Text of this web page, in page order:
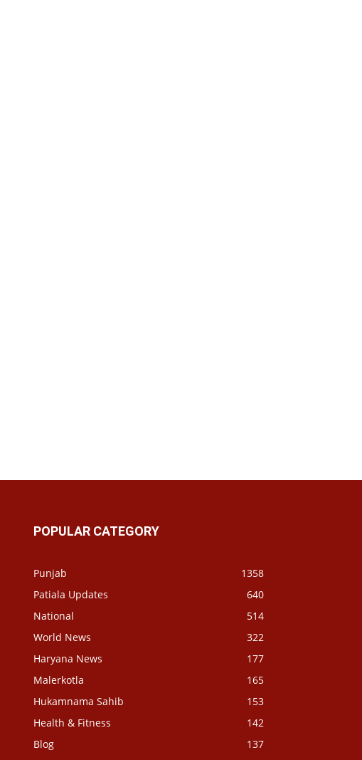
POPULAR CATEGORY
Punjab
1358
Patiala Updates
640
National
514
World News
322
Haryana News
177
Malerkotla
165
Hukamnama Sahib
153
Health & Fitness
142
Blog
137